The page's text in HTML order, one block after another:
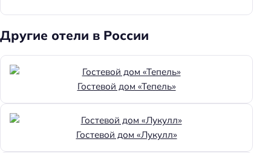
Парковка
Кондиционер в номере
Пляжная линия: 3-я линия
Другие отели в России
Гостевой дом «Тепель»
Гостевой дом «Лукулл»